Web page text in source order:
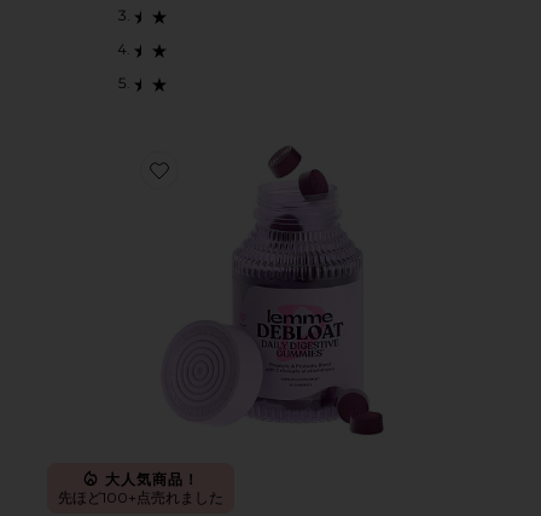
Favorite DEBLOAT ビタミングミ
大人気商品！
先ほど100+点売れました